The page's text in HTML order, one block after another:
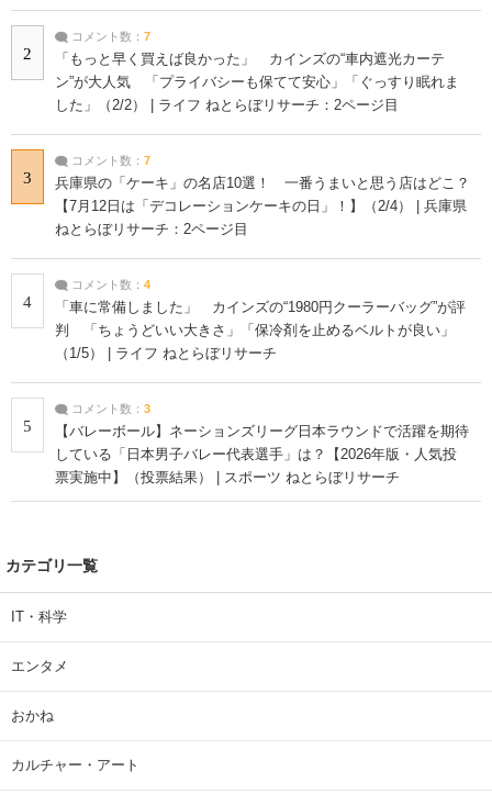
2
コメント数： 7
「もっと早く買えば良かった」 カインズの“車内遮光カーテ
ン”が大人気 「プライバシーも保てて安心」「ぐっすり眠れま
した」（2/2） | ライフ ねとらぼリサーチ：2ページ目
3
コメント数： 7
兵庫県の「ケーキ」の名店10選！ 一番うまいと思う店はどこ？
【7月12日は「デコレーションケーキの日」！】（2/4） | 兵庫県
ねとらぼリサーチ：2ページ目
4
コメント数： 4
「車に常備しました」 カインズの“1980円クーラーバッグ”が評
判 「ちょうどいい大きさ」「保冷剤を止めるベルトが良い」
（1/5） | ライフ ねとらぼリサーチ
5
コメント数： 3
【バレーボール】ネーションズリーグ日本ラウンドで活躍を期待
している「日本男子バレー代表選手」は？【2026年版・人気投
票実施中】（投票結果） | スポーツ ねとらぼリサーチ
カテゴリ一覧
IT・科学
エンタメ
おかね
カルチャー・アート